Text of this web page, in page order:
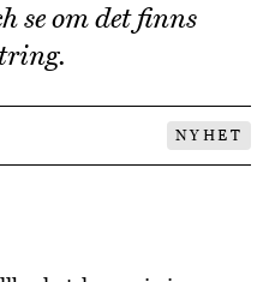
se om det finns
NYHET